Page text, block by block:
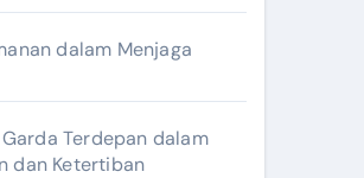
dalam Menjaga
Terdepan dalam
dan Ketertiban